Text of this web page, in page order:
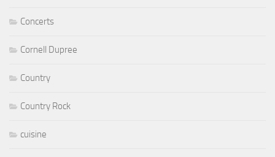
Concerts
Cornell Dupree
Country
Country Rock
cuisine